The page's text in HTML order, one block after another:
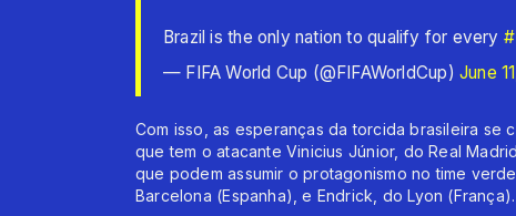
Brazil is the only nation to qualify for every
— FIFA World Cup (@FIFAWorldCup) June
Com isso, as esperanças da torcida brasileira se
que tem o atacante Vinicius Júnior, do Real
que podem assumir o protagonismo no time
Barcelona (Espanha), e Endrick, do Lyon (França).